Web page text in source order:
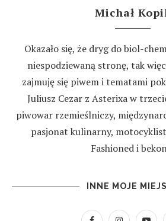
Michał
Okazało się, że dryg do biol-
niespodziewaną stronę, tak
zajmuję się piwem i tematami
Juliusz Cezar z Asterixa w
piwowar rzemieślniczy,
pasjonat kulinarny,
Fashioned i
INNE MOJE